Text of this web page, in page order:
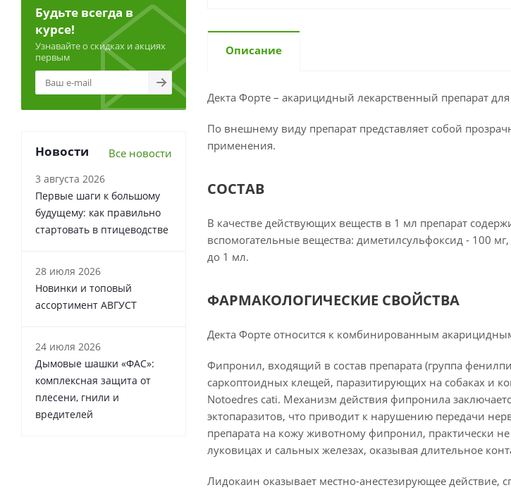
Описание
Декта Форте – акарицидный лекарственный препарат
По внешнему виду препарат представляет собой
применения.
СОСТАВ
В качестве действующих веществ в 1 мл препарат
вспомогательные вещества: диметилсульфоксид - 100
до 1 мл.
ФАРМАКОЛОГИЧЕСКИЕ СВОЙСТВА
Декта Форте относится к комбинированным
Фипронил, входящий в состав препарата (группа
саркоптоидных клещей, паразитирующих на собаках и
Notoedres cati. Механизм действия фипронила
эктопаразитов, что приводит к нарушению передачи
препарата на кожу животному фипронил, практически
луковицах и сальных железах, оказывая длительное
Лидокаин оказывает местно-анестезирующее действие,
Будьте всегда в
курсе!
Узнавайте о скидках и акциях
первым
Новости Все новости
3 августа 2026
Первые шаги к большому
будущему: как правильно
стартовать в птицеводстве
28 июля 2026
Новинки и топовый
ассортимент АВГУСТ
24 июля 2026
Дымовые шашки «ФАС»:
комплексная защита от
плесени, гнили и
вредителей